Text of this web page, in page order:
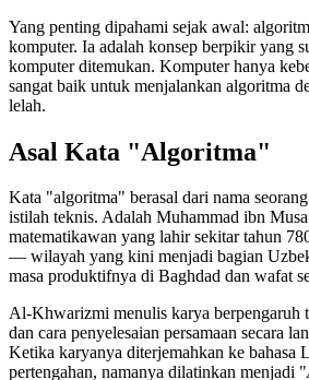
Yang penting dipahami sejak awal:
komputer. Ia adalah konsep berpikir yang
komputer ditemukan. Komputer hanya
sangat baik untuk menjalankan algoritma
lelah.
Asal Kata "Algoritma"
Kata "algoritma" berasal dari nama
istilah teknis. Adalah Muhammad ibn
matematikawan yang lahir sekitar tahun
— wilayah yang kini menjadi bagian
masa produktifnya di Baghdad dan wafat
Al-Khwarizmi menulis karya berpengaruh
dan cara penyelesaian persamaan secara
Ketika karyanya diterjemahkan ke bahasa
pertengahan, namanya dilatinkan menjadi "